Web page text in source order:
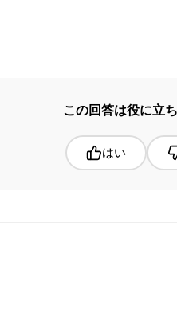
この回答は役に立
はい